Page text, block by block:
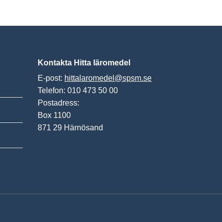
Kontakta Hitta läromedel
E-post: hittalaromedel@spsm.se
Telefon: 010 473 50 00
Postadress:
Box 1100
871 29 Härnösand